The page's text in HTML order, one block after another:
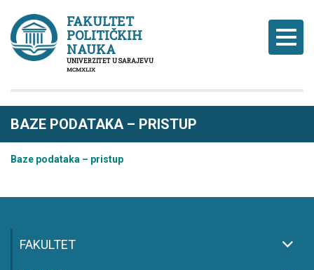
FAKULTET
POLITIČKIH
NAUKA
UNIVERZITET U SARAJEVU
MCMXLIX
BAZE PODATAKA – PRISTUP
Baze podataka – pristup
FAKULTET